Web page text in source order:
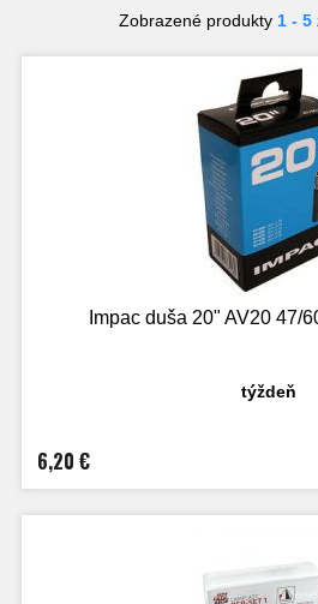
Zobrazené produkty 1 - 5
Impac duša 20" AV20 47/
týždeň
6,20 €